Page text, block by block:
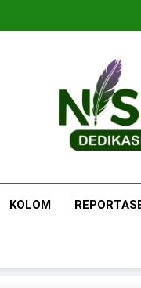
KOLOM